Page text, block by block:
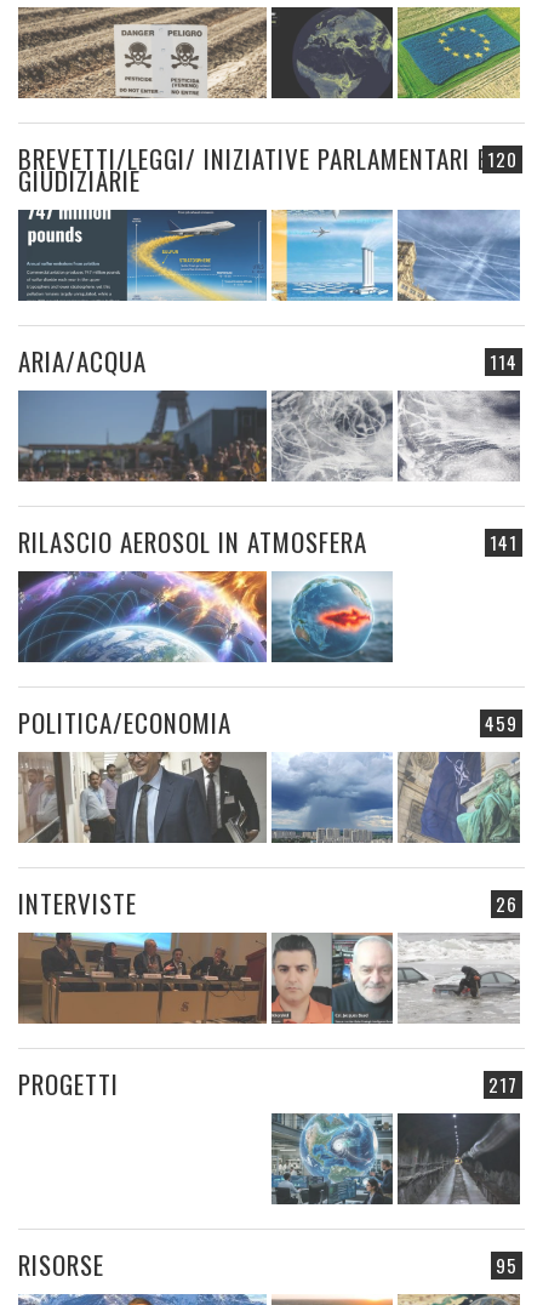
120
BREVETTI/LEGGI/ INIZIATIVE PARLAMENTARI E
GIUDIZIARIE
114
ARIA/ACQUA
141
RILASCIO AEROSOL IN ATMOSFERA
459
POLITICA/ECONOMIA
26
INTERVISTE
217
PROGETTI
95
RISORSE